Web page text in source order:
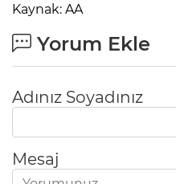
Kaynak: AA
Yorum Ekle
Adınız Soyadınız
Mesaj